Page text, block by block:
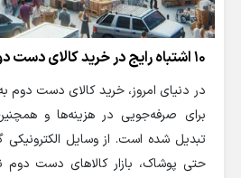
۱۰ اشتباه رایج در خرید کالای دست دوم
در دنیای امروز، خرید کالای دست
برای صرفه‌جویی در هزینه‌ها و
تبدیل شده است. از وسایل الکترونیکی
حتی پوشاک، بازار کالاهای دست دوم